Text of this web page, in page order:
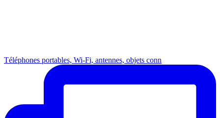
Téléphones portables, Wi-Fi, antennes, objets conn